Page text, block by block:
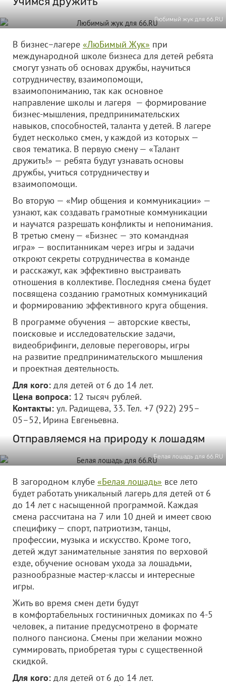
Любимый жук для 66.RU
В бизнес–лагере «ЛюБимый Жук» при
международной школе бизнеса для детей ребята
смогут узнать об основах дружбы, научиться
сотрудничеству, взаимопомощи,
взаимопониманию, так как основное
направление школы и лагеря — формирование
бизнес-мышления, предпринимательских
навыков, способностей, таланта у детей. В лагере
будет несколько смен, у каждой из которых —
своя тематика. В первую смену — «Талант
дружить!» — ребята будут узнавать основы
дружбы, учиться сотрудничеству и
взаимопомощи.
Во вторую — «Мир общения и коммуникации» —
узнают, как создавать грамотные коммуникации
и научатся разрешать конфликты и непонимания.
В третью смену — «Бизнес — это командная
игра» — воспитанникам через игры и задачи
откроют секреты сотрудничества в команде
и расскажут, как эффективно выстраивать
отношения в коллективе. Последняя смена будет
посвящена созданию грамотных коммуникаций
и формированию эффективного круга общения.
В программе обучения — авторские квесты,
поисковые и исследовательские задачи,
видеобрифинги, деловые переговоры, игры
на развитие предпринимательского мышления
и проектная деятельность.
Для кого: для детей от 6 до 14 лет.
Цена вопроса: 12 тысяч рублей.
Контакты: ул. Радищева, 33. Тел. +7 (922) 295–
05–52, Ирина Евгеньевна.
Отправляемся на природу к лошадям
Белая лошадь для 66.RU
В загородном клубе «Белая лошадь» все лето
будет работать уникальный лагерь для детей от 6
до 14 лет с насыщенной программой. Каждая
смена рассчитана на 7 или 10 дней и имеет свою
специфику — спорт, патриотизм, танцы,
профессии, музыка и искусство. Кроме того,
детей ждут занимательные занятия по верховой
езде, обучение основам ухода за лошадьми,
разнообразные мастер-классы и интересные
игры.
Жить во время смен дети будут
в комфортабельных гостиничных домиках по 4-5
человек, а питание предусмотрено в формате
полного пансиона. Смены при желании можно
суммировать, приобретая туры с существенной
скидкой.
Для кого: для детей от 6 до 14 лет.